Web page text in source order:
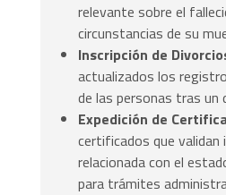
relevante sobre el
circunstancias de su
Inscripción de
actualizados los
de las personas tras un
Expedición de
certificados que validan
relacionada con el
para trámites